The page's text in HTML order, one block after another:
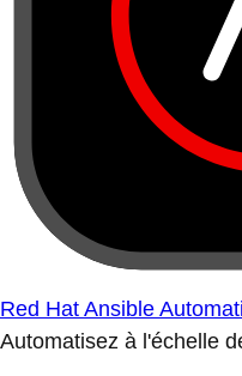
Red Hat Ansible
Automatisez à l'échelle